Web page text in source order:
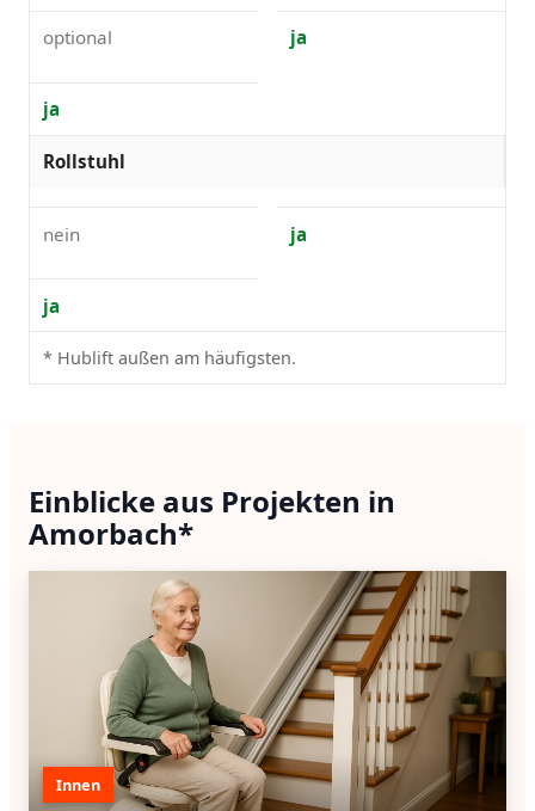
optional ja
ja
Rollstuhl
nein ja
ja
* Hublift außen am häufigsten.
Einblicke aus Projekten in
Amorbach*
Innen